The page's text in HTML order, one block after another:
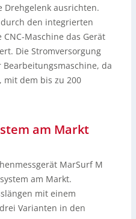
Drehgelenk ausrichten.
den integrierten
Maschine das Gerät
Die Stromversorgung
da
mit dem bis zu 200
am Markt
MarSurf M
am Markt.
mit einem
Varianten in den